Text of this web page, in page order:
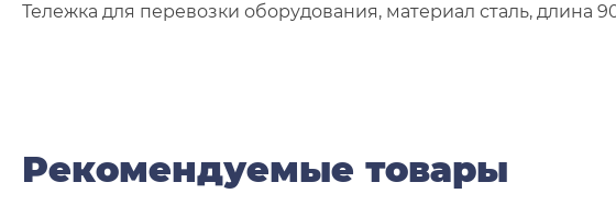
Тележка для перевозки оборудования, материал сталь, длина
Рекомендуемые товары